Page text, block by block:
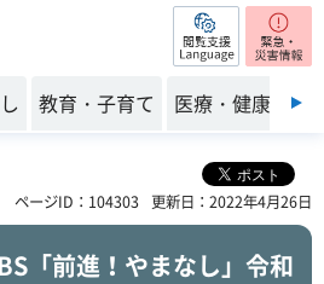
閲覧支援
教育・子育て 医療・健康・福
ページID：104303 更新日：2022年4月26日
「前進！やまなし」令和